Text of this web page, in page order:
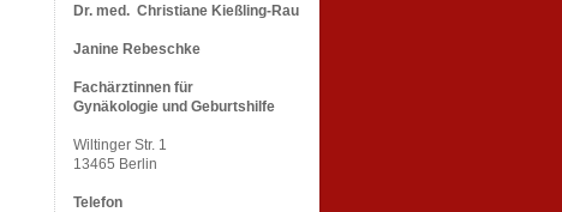
Dr. med. Christiane Kießling-Rau
Janine Rebeschke
Fachärztinnen für
Gynäkologie und Geburtshilfe
Wiltinger Str. 1
13465 Berlin
Telefon